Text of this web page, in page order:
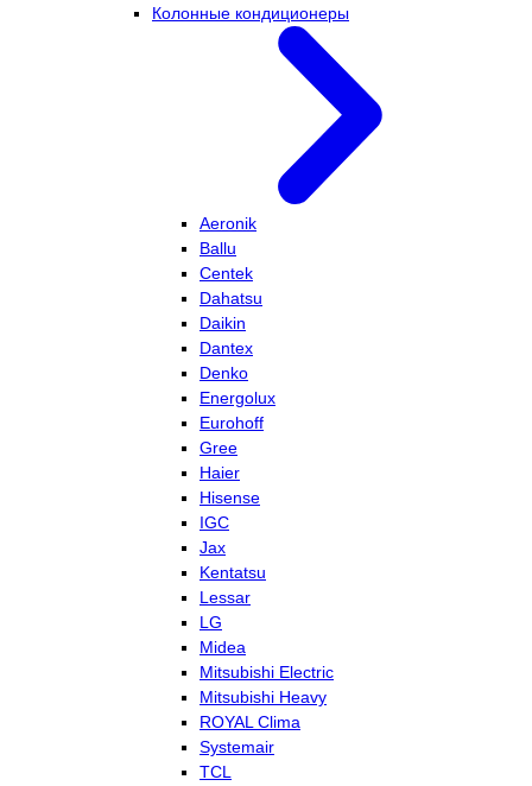
Колонные кондиционеры
Aeronik
Ballu
Centek
Dahatsu
Daikin
Dantex
Denko
Energolux
Eurohoff
Gree
Haier
Hisense
IGC
Jax
Kentatsu
Lessar
LG
Midea
Mitsubishi Electric
Mitsubishi Heavy
ROYAL Clima
Systemair
TCL